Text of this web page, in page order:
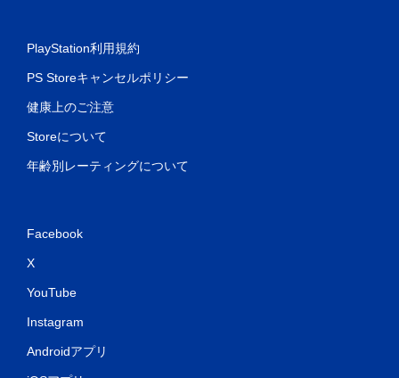
PlayStation利用規約
PS Storeキャンセルポリシー
健康上のご注意
Storeについて
年齢別レーティングについて
Facebook
X
YouTube
Instagram
Androidアプリ